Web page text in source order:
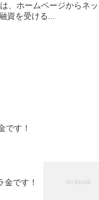
、ホームページからネ
資を受ける...
です！
です！